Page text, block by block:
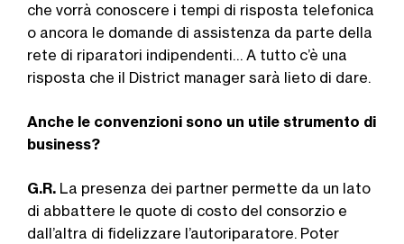
che vorrà cono­scere i tempi di risposta tele­fonica
o ancora le domande di assistenza da parte della
rete di riparatori indipendenti… A tut­to c’è una
risposta che il District manager sarà lieto di dare.
Anche le convenzioni sono un utile strumento di
business?
G.R. La presenza dei partner permette da un lato
di abbattere le quote di costo del consorzio e
dall’altra di fidelizzare l’autoriparatore. Poter